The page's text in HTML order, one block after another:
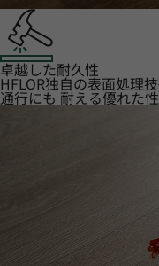
卓越した耐久性
HFLOR独自の表面処理
通行にも 耐える優れた